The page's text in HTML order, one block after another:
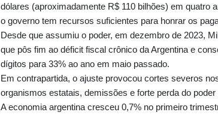
dólares (aproximadamente R$ 110 bilhões) em quatro
o governo tem recursos suficientes para honrar os
Desde que assumiu o poder, em dezembro de 2023,
que pôs fim ao déficit fiscal crônico da Argentina e
dígitos para 33% ao ano em maio passado.
Em contrapartida, o ajuste provocou cortes severos
organismos estatais, demissões e forte perda do
A economia argentina cresceu 0,7% no primeiro